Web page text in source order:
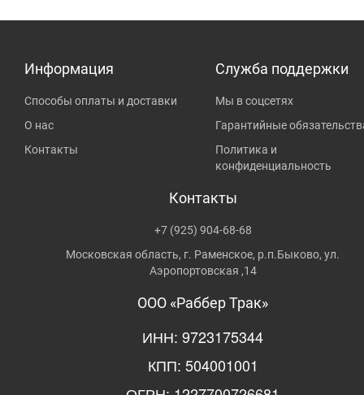
Информация
Способы оплаты и доставки
О нас
Контакты
Служба поддержки
Мы в соцсетях
Гарантийные
Политика и
конфиденциальность
Контакты
+7 (925) 904-68-68
Московская область, г. Раменское, р.п.Быково, ул.
Аэропортовская ,14
ООО «Раббер Трак»
ИНН: 9723175344
КПП: 504001001